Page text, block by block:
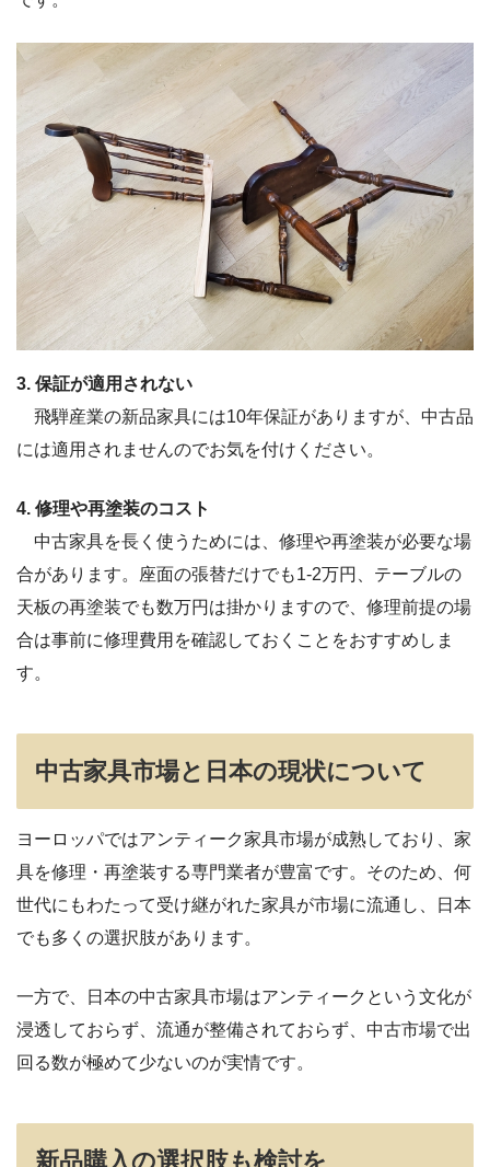
3. 保証が適用されない
飛騨産業の新品家具には10年保証がありますが、中古品
には適用されませんのでお気を付けください。
4. 修理や再塗装のコスト
中古家具を長く使うためには、修理や再塗装が必要な場
合があります。座面の張替だけでも1‐2万円、テーブルの
天板の再塗装でも数万円は掛かりますので、修理前提の場
合は事前に修理費用を確認しておくことをおすすめしま
す。
中古家具市場と日本の現状について
ヨーロッパではアンティーク家具市場が成熟しており、家
具を修理・再塗装する専門業者が豊富です。そのため、何
世代にもわたって受け継がれた家具が市場に流通し、日本
でも多くの選択肢があります。
一方で、日本の中古家具市場はアンティークという文化が
浸透しておらず、流通が整備されておらず、中古市場で出
回る数が極めて少ないのが実情です。
新品購入の選択肢も検討を